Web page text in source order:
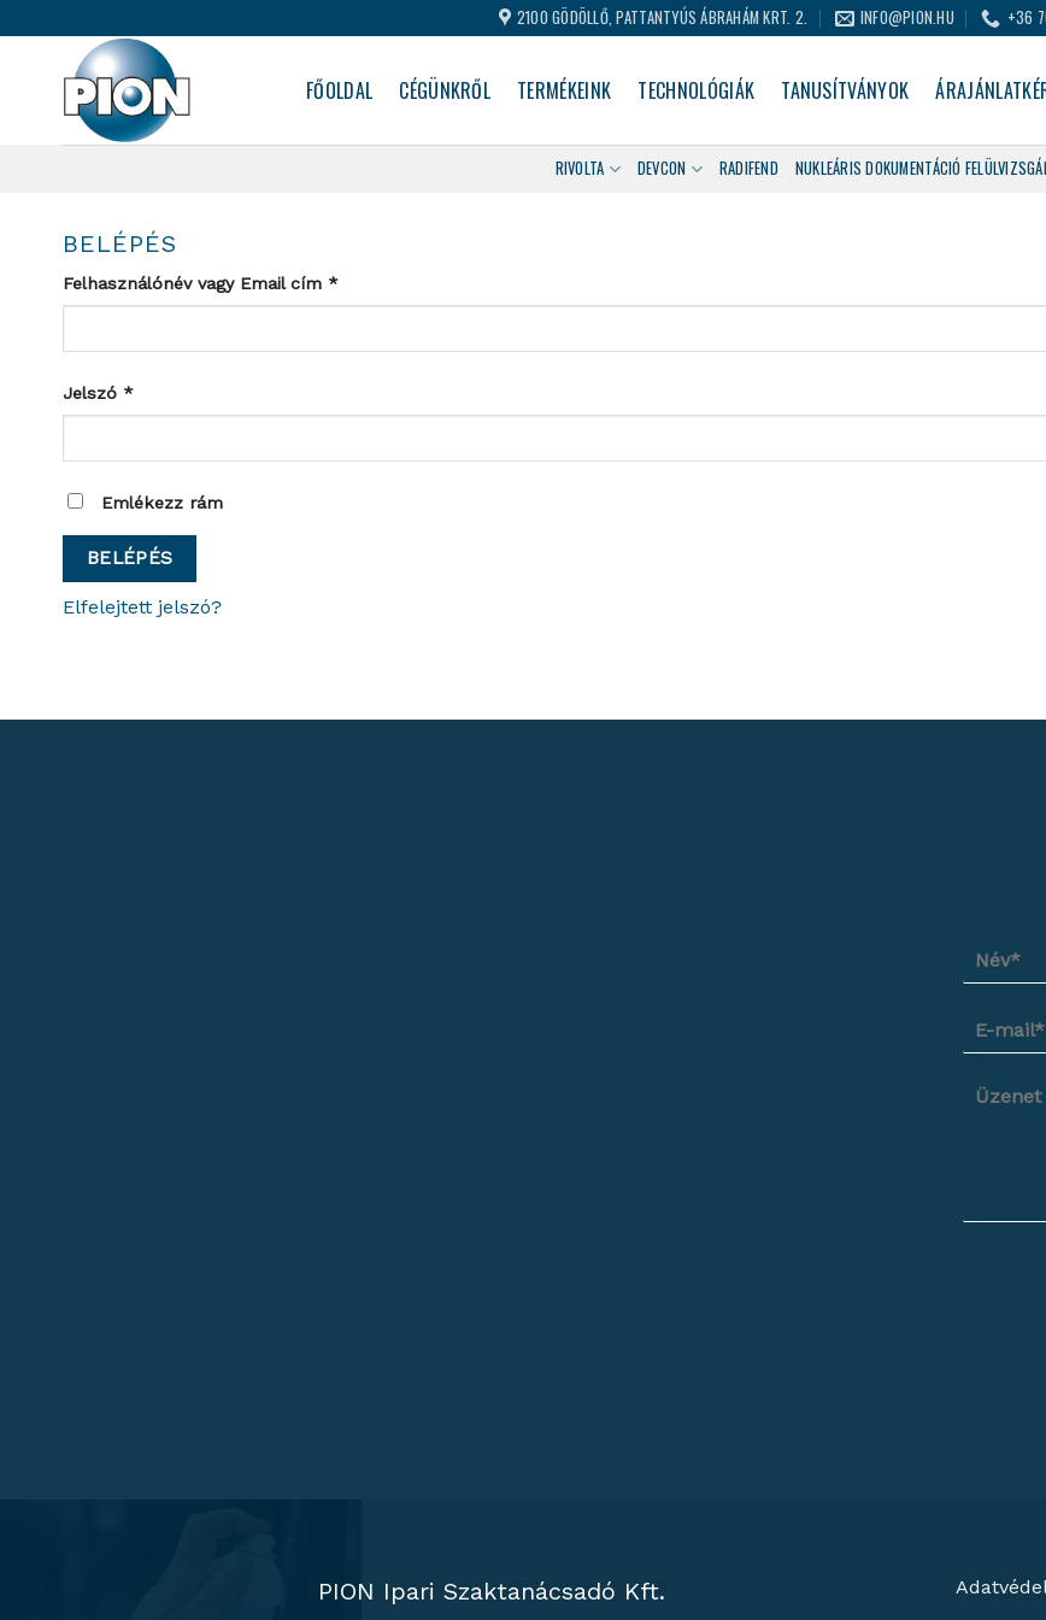
to
content
2100 GÖDÖLLŐ, PATTANTYÚS ÁBRAHÁM KRT. 2. INFO@PION.HU +36
FŐOLDAL CÉGÜNKRŐL TERMÉKEINK TECHNOLÓGIÁK TANUSÍTVÁNYOK
RIVOLTA DEVCON RADIFEND NUKLEÁRIS DOKUMENTÁCIÓ
BELÉPÉS
Felhasználónév vagy Email cím *Kötelező
Jelszó *Kötelező
Emlékezz rám
BELÉPÉS
Elfelejtett jelszó?
PION Ipari Szaktanácsadó Kft.